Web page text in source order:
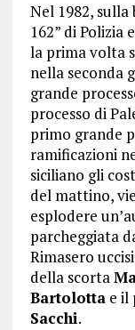
Nel 1982,
162” di Polizia
la prima volta
nella seconda
grande
processo di
primo grande
ramificazioni
siciliano gli
del mattino,
esplodere
parcheggiata
Rimasero
della scorta
Bartolottae il
Sacchi.